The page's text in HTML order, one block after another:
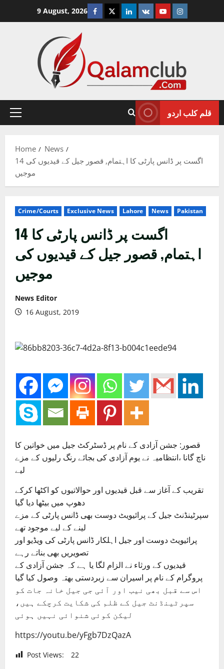
9 August, 2026 Facebook
TwitterLinkedin
VK YoutubeInstagram
Primary
قلم کلب اردو
Home
News
14 اگست پر ڈانس پارٹی کا اہتمام, قصور جیل کے قیدیوں کی
موجیں
Crime/Courts Exclusive News Lahore News Pakistan
14 اگست پر ڈانس پارٹی کا
اہتمام, قصور جیل کے قیدیوں کی
موجیں
News Editor
16 August, 2019
قصور: جشن آزادی کے نام پر ڈسٹرکٹ جیل میں خواتین کا
ناچ گانا ،انتظامیہ نے یوم آزادی کی بجائے رنگ رلیوں کے مزے
لیے
تقریب کے آغاز سے قبل قیدیوں اور حوالاتیوں کو اکٹھا کرکے
دھوپ میں بیٹھا دیا گیا
سپرٹینڈنٹ جیل کے پرائیویٹ دوست بھی ڈانس پارٹی کے مزے
لینے کے لیے موجود تھے
پرائیویٹ دوست اور جیل اہلکار ڈانس پارٹی کی ویڈیو اور
تصویریں بھی بناتے رہے
قیدیوں کے ورثاء نے الزام لگا یا ہے کہ جشن آزادی کے
پروگرام کے نام پر اسیران سے زبردستی بھتہ وصول کیا گیا
اس سے قبل بھی نیب اور آئی جی جیل خانہ جات کو
سپرٹینڈنٹ جیل کے ظلم کی شکایت کرچکے ہیں،
لیکن کوئی شنوائی نہیں ہوئی
https://youtu.be/yFgb7DzQazA
Post Views: 22